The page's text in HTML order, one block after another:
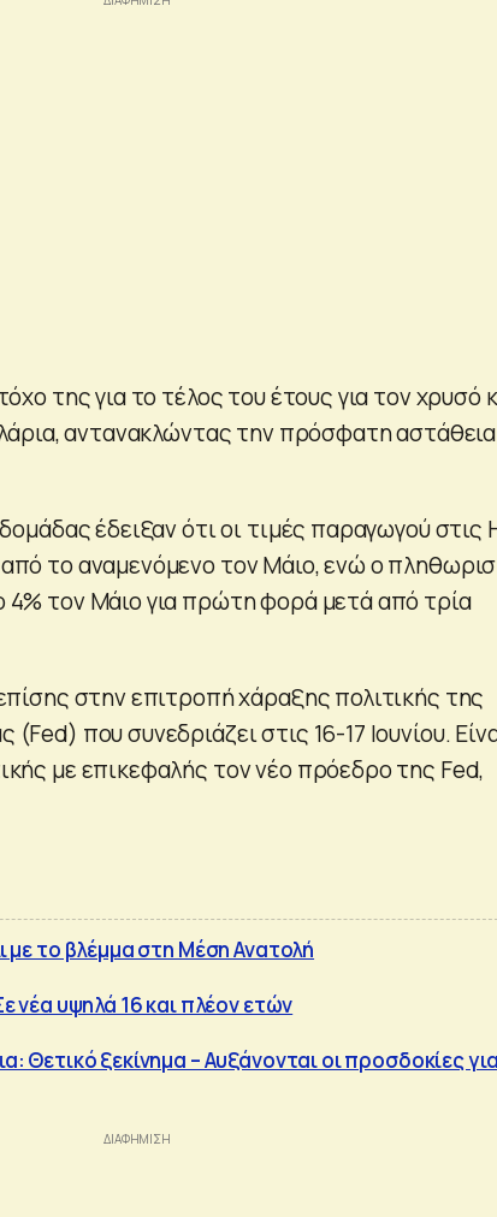
της για το τέλος του έτους για τον χρυσό
αντανακλώντας την πρόσφατη αστάθεια
έδειξαν ότι οι τιμές παραγωγού στις
το αναμενόμενο τον Μάιο, ενώ ο
τον Μάιο για πρώτη φορά μετά από τρία
στην επιτροπή χάραξης πολιτικής της
που συνεδριάζει στις 16-17 Ιουνίου.
με επικεφαλής τον νέο πρόεδρο της Fed,
το βλέμμα στη Μέση Ανατολή
νέα υψηλά 16 και πλέον ετών
Θετικό ξεκίνημα – Αυξάνονται οι προσδοκίες